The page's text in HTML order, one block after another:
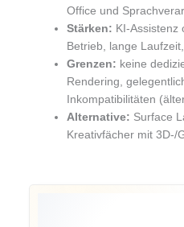
Office und
Stärken: KI-Assistenz
Betrieb, lange
Grenzen: keine
Rendering,
Inkompatibilitäten
Alternative: Surface
Kreativfächer mit 3D-/